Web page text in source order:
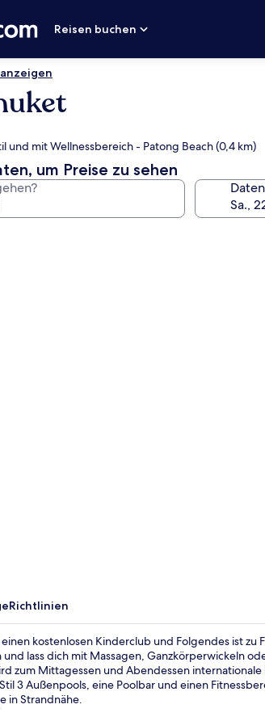
Reisen buchen
und mit Wellnessbereich - Patong Beach (0,4 km)
um Preise zu sehen
Daten
Richtlinien
kostenlosen Kinderclub und Folgendes ist
lass dich mit Massagen, Ganzkörperwickeln
zum Mittagessen und Abendessen
3 Außenpools, eine Poolbar und einen
in Strandnähe.